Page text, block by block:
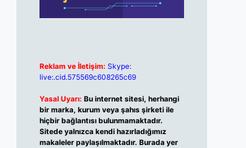
Reklam ve İletişim: Skype:
live:.cid.575569c608265c69
Yasal Uyarı: Bu internet sitesi, herhangi
bir marka, kurum veya şahıs şirketi ile
hiçbir bağlantısı bulunmamaktadır.
Sitede yalnızca kendi hazırladığımız
makaleler paylaşılmaktadır. Burada yer